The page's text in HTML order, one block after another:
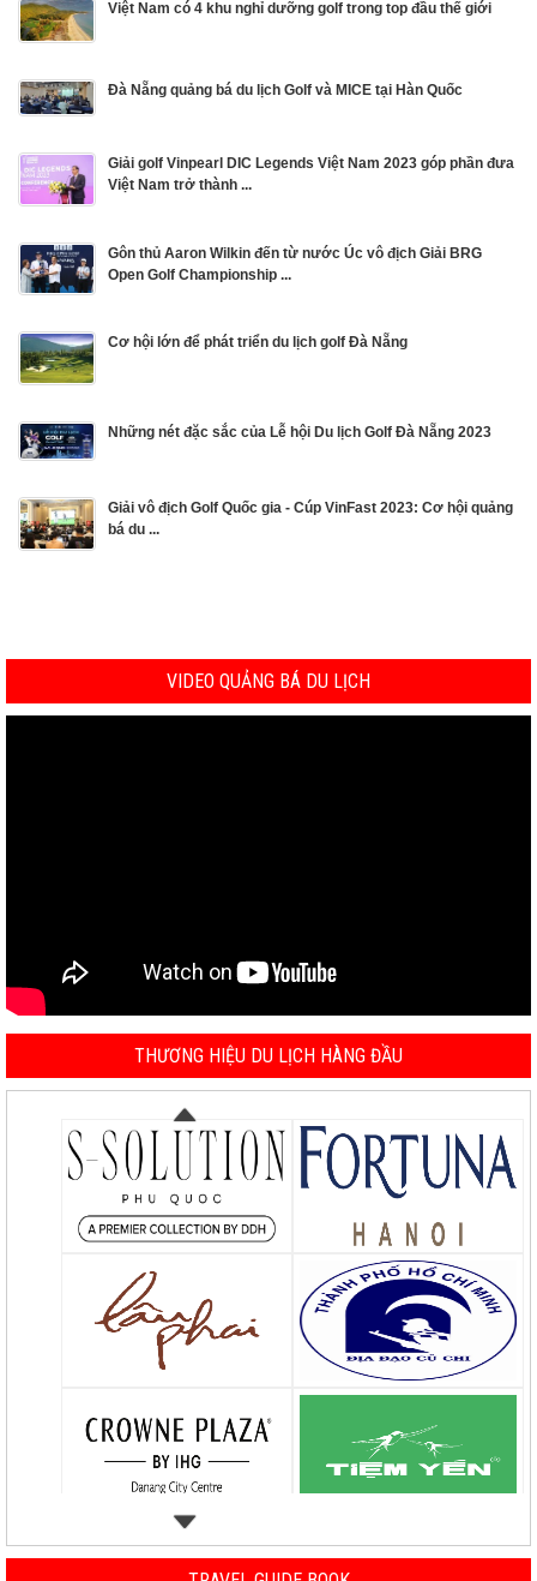
Việt Nam có 4 khu nghỉ dưỡng golf trong top đầu thế giới
Đà Nẵng quảng bá du lịch Golf và MICE tại Hàn Quốc
Giải golf Vinpearl DIC Legends Việt Nam 2023 góp phần đưa
Việt Nam trở thành ...
Gôn thủ Aaron Wilkin đến từ nước Úc vô địch Giải BRG
Open Golf Championship ...
Cơ hội lớn để phát triển du lịch golf Đà Nẵng
Những nét đặc sắc của Lễ hội Du lịch Golf Đà Nẵng 2023
Giải vô địch Golf Quốc gia - Cúp VinFast 2023: Cơ hội quảng
bá du ...
VIDEO QUẢNG BÁ DU LỊCH
THƯƠNG HIỆU DU LỊCH HÀNG ĐẦU